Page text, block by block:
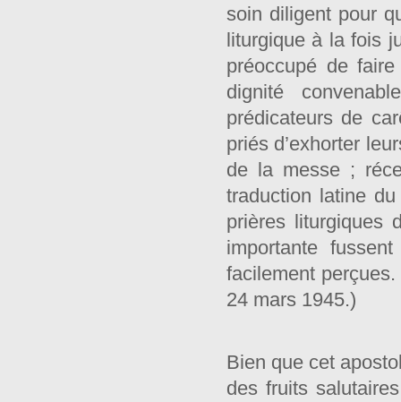
soin diligent pour
liturgique à la fois
préoccupé de
dignité
prédicateurs de
priés d’exhorter
de la messe ;
traduction latine
prières liturgiques
importante
facilement
24 mars 1945.)
Bien que cet
des fruits